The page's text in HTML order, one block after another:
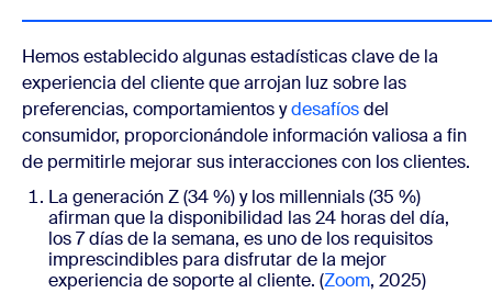
Hemos establecido algunas estadísticas clave de la
experiencia del cliente que arrojan luz sobre las
preferencias, comportamientos ydesafíosdel
consumidor, proporcionándole información valiosa a fin
de permitirle mejorar sus interacciones con los clientes.
La generación Z (34 %) y los millennials (35 %)
afirman que la disponibilidad las 24 horas del día,
los 7 días de la semana, es uno de los requisitos
imprescindibles para disfrutar de la mejor
experiencia de soporte al cliente. (Zoom, 2025)